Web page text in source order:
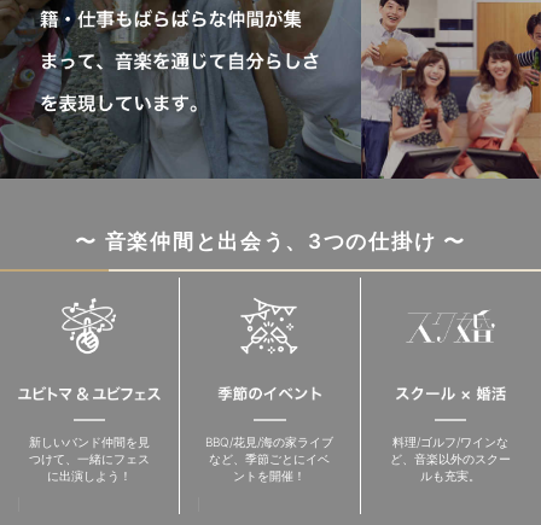
〜 音楽仲間と出会う、3つの仕掛け 〜
新しいバンド仲間を見
つけて、一緒にフェス
に出演しよう！
BBQ/花見/海の家ライブ
など、季節ごとにイベ
ントを開催！
料理/ゴルフ/ワインな
ど、音楽以外のスクー
ルも充実。